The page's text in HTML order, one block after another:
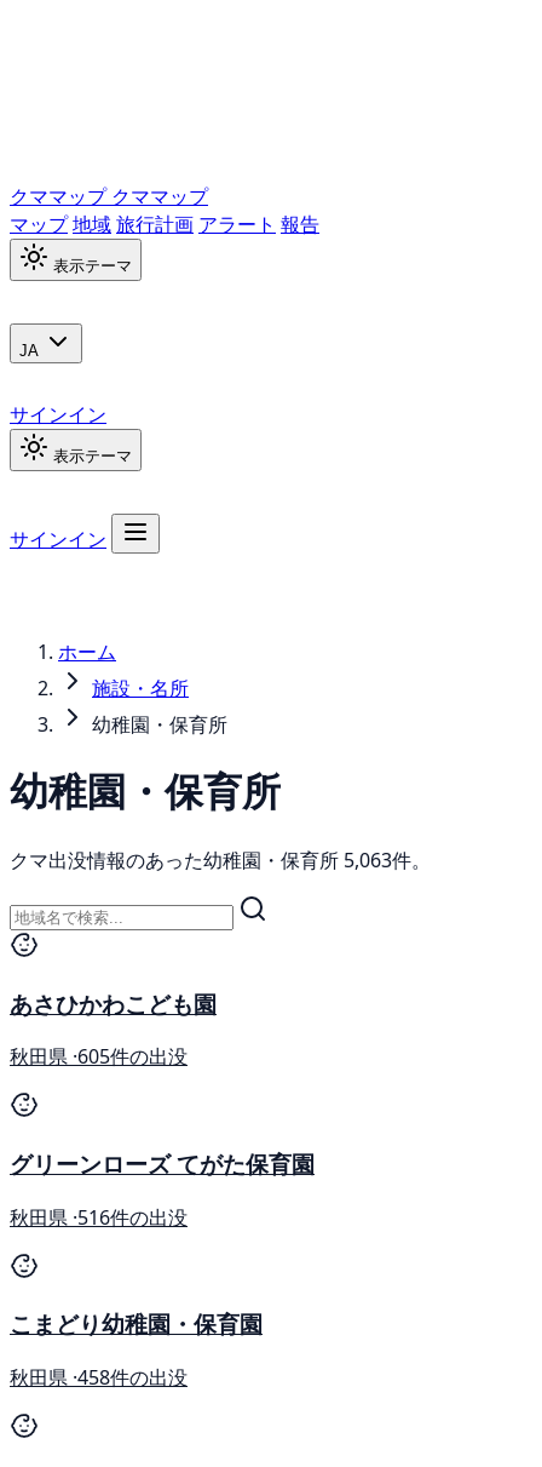
クママップ クママップ
マップ地域旅行計画 アラート 報告
表示テーマ
JA
サインイン
表示テーマ
サインイン
ホーム
施設・名所
幼稚園・保育所
幼稚園・保育所
クマ出没情報のあった幼稚園・保育所 5,063件。
あさひかわこども園
秋田県 ·605件の出没
グリーンローズ てがた保育園
秋田県 ·516件の出没
こまどり幼稚園・保育園
秋田県 ·458件の出没